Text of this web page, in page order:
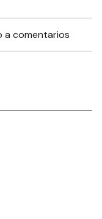
a comentarios